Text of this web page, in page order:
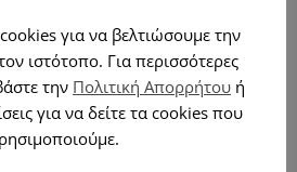
για να βελτιώσουμε την
ιστότοπο. Για περισσότερες
την Πολιτική Απορρήτου ή
για να δείτε τα cookies που